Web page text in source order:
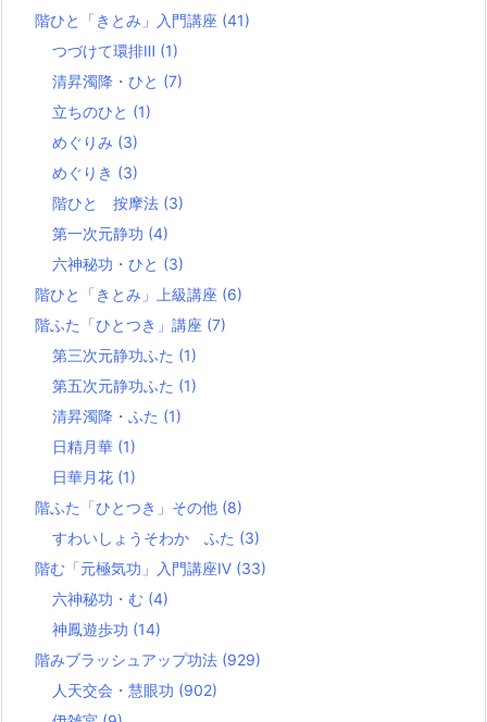
階ひと「きとみ」入門講座 (41)
つづけて環排Ⅲ (1)
清昇濁降・ひと (7)
立ちのひと (1)
めぐりみ (3)
めぐりき (3)
階ひと 按摩法 (3)
第一次元静功 (4)
六神秘功・ひと (3)
階ひと「きとみ」上級講座 (6)
階ふた「ひとつき」講座 (7)
第三次元静功ふた (1)
第五次元静功ふた (1)
清昇濁降・ふた (1)
日精月華 (1)
日華月花 (1)
階ふた「ひとつき」その他 (8)
すわいしょうそわか ふた (3)
階む「元極気功」入門講座Ⅳ (33)
六神秘功・む (4)
神鳳遊歩功 (14)
階みブラッシュアップ功法 (929)
人天交会・慧眼功 (902)